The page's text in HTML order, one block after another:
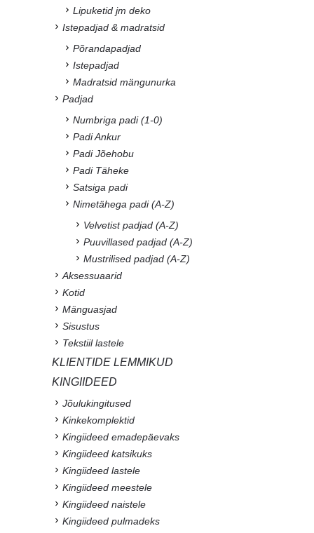
Lipuketid jm deko
Istepadjad & madratsid
Põrandapadjad
Istepadjad
Madratsid mängunurka
Padjad
Numbriga padi (1-0)
Padi Ankur
Padi Jõehobu
Padi Täheke
Satsiga padi
Nimetähega padi (A-Z)
Velvetist padjad (A-Z)
Puuvillased padjad (A-Z)
Mustrilised padjad (A-Z)
Aksessuaarid
Kotid
Mänguasjad
Sisustus
Tekstiil lastele
KLIENTIDE LEMMIKUD
KINGIIDEED
Jõulukingitused
Kinkekomplektid
Kingiideed emadepäevaks
Kingiideed katsikuks
Kingiideed lastele
Kingiideed meestele
Kingiideed naistele
Kingiideed pulmadeks